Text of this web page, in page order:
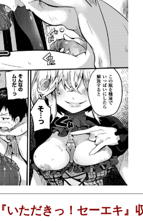
いただきっ！セーエキ』